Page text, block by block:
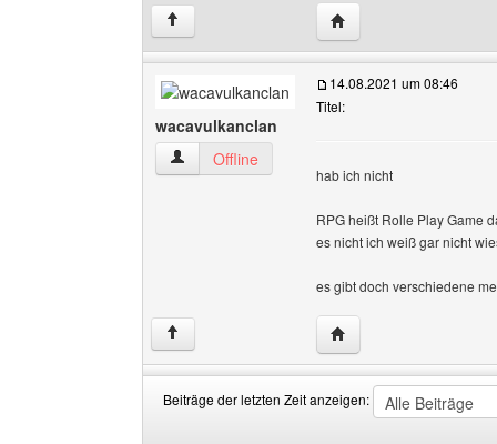
↑ Website dieses
wacavulkanclan
wacavulkanclan Benutzer-Profile anzeigen
Offline
14.08.2021 um 08:46
Titel:
hab ich nicht
RPG heißt Rolle Play Game
es nicht ich weiß gar nicht
es gibt doch verschiedene
↑ Website dieses
Beiträge der letzten Zeit anzeigen: